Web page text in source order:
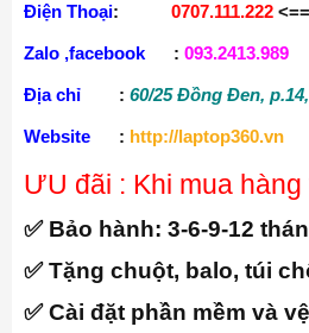
Điện Thoại: 0707.111.222
Zalo ,facebook : 093.2413.989
Địa chỉ : 60/25 Đồng Đen,
Website : http://laptop360.vn
ƯU đãi : Khi mua hàng
✅ Bảo hành: 3-6-9-12
✅ Tặng chuột, balo, túi
✅ Cài đặt phần mềm và